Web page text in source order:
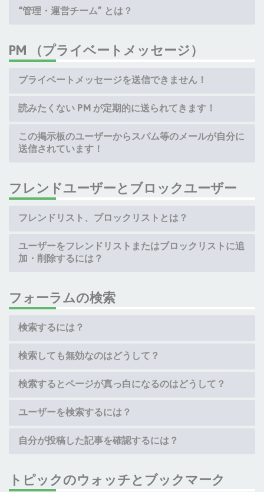
“管理・運営チーム” とは？
PM （プライベートメッセージ）
プライベートメッセージを送信できません！
読みたくない PM が定期的に送られてきます！
この掲示板のユーザーからスパム等のメールが自分に
送信されています！
フレンドユーザーとブロックユーザー
フレンドリスト、ブロックリストとは？
ユーザーをフレンドリストまたはブロックリストに追
加・削除するには？
フォーラムの検索
検索するには？
検索しても無効なのはどうして？
検索するとページが真っ白になるのはどうして？
ユーザーを検索するには？
自分が投稿した記事を確認するには？
トピックのウォッチとブックマーク